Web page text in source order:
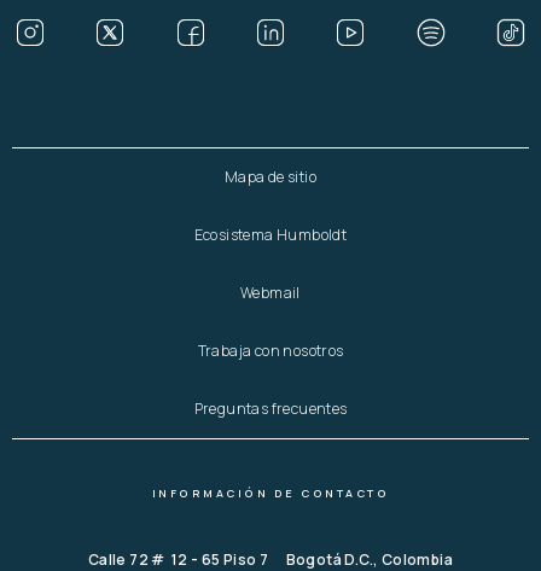
Mapa de sitio
Ecosistema Humboldt
Webmail
Trabaja con nosotros
Preguntas frecuentes
INFORMACIÓN DE CONTACTO
Calle 72 # 12 - 65 Piso 7 Bogotá D.C., Colombia